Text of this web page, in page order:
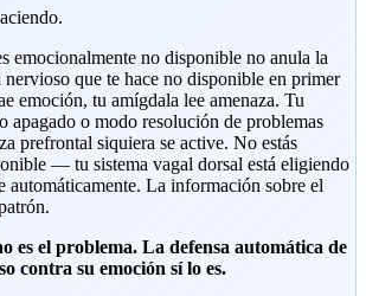
emocionalmente no disponible no anula la
nervioso que te hace no disponible en primer
emoción, tu amígdala lee amenaza. Tu
apagado o modo resolución de problemas
prefrontal siquiera se active. No estás
— tu sistema vagal dorsal está eligiendo
automáticamente. La información sobre el
es el problema. La defensa automática de
contra su emoción sí lo es.